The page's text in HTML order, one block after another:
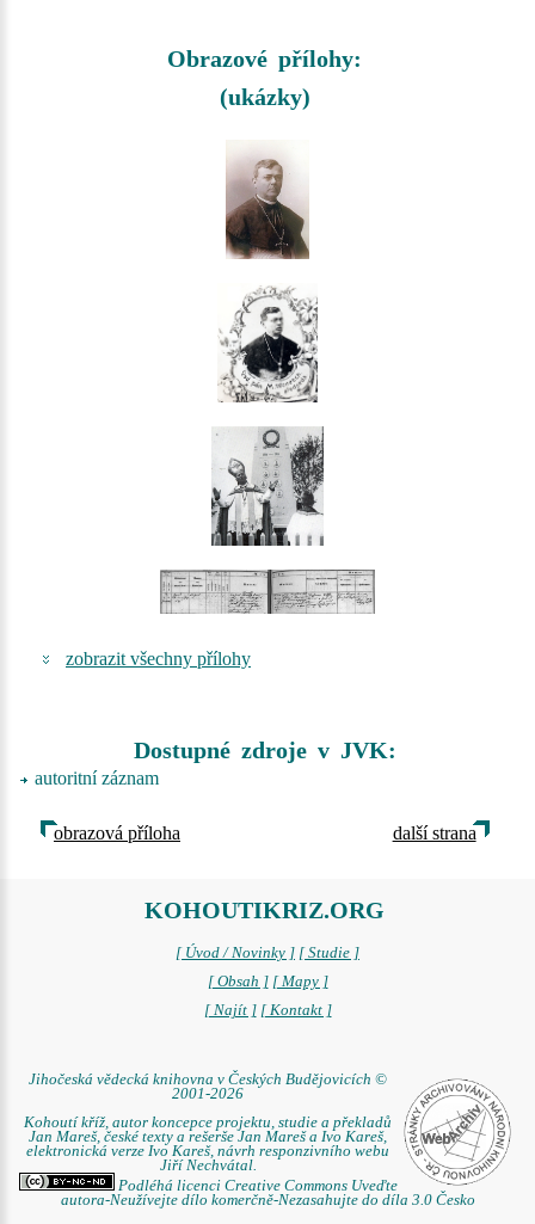
Obrazové přílohy:
(ukázky)
zobrazit všechny přílohy
Dostupné zdroje v JVK:
autoritní záznam
obrazová příloha další strana
KOHOUTIKRIZ.ORG
[ Úvod / Novinky ] [ Studie ]
[ Obsah ] [ Mapy ]
[ Najít ] [ Kontakt ]
Jihočeská vědecká knihovna v Českých Budějovicích ©
2001-2026
Kohoutí kříž, autor koncepce projektu, studie a překladů
Jan Mareš, české texty a rešerše Jan Mareš a Ivo Kareš,
elektronická verze Ivo Kareš, návrh responzivního webu
Jiří Nechvátal.
Podléhá licenci Creative Commons Uveďte
autora-Neužívejte dílo komerčně-Nezasahujte do díla 3.0 Česko